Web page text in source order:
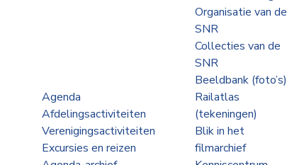
Agenda
Afdelingsactiviteiten
Verenigingsactiviteiten
Excursies en reizen
Organisatie van de
SNR
Collecties van de
SNR
Beeldbank (foto’s)
Railatlas
(tekeningen)
Blik in het
filmarchief